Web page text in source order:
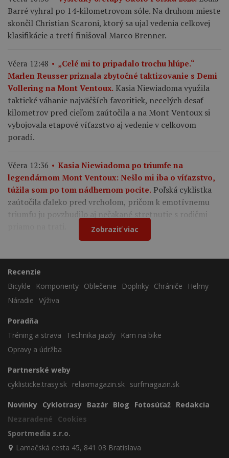
Barré vyhral po 14-kilometrovom sóle. Na druhom mieste
skončil Christian Scaroni, ktorý sa ujal vedenia celkovej
klasifikácie a tretí finišoval Marco Brenner.
Včera 12:48
„Celé mi to pripadalo trochu hlúpe.“
Marlen Reusser priznala zbytočné taktizovanie s Demi
Vollering na Mont Ventoux. Kasia Niewiadoma využila
taktické váhanie najväčších favoritiek, necelých desať
kilometrov pred cieľom zaútočila a na Mont Ventoux si
vybojovala etapové víťazstvo aj vedenie v celkovom
poradí.
Včera 12:36
Kasia Niewiadoma po triumfe na
legendárnom Mont Ventoux: Nešlo mi iba o víťazstvo,
túžila som po tom nádhernom pocite. Poľská cyklistka
zaútočila ďaleko pred vrcholom, pričom k emotívnemu
triumfu ju povzbudilo aj nečakané stretnutie s rodičmi
Zobraziť viac
Recenzie
Bicykle
Komponenty Oblečenie Doplnky Chrániče
Helmy
Náradie Výživa
Poradňa
Tréning a strava
Technika jazdy
Kam na bike
Opravy a údržba
Partnerské weby
cyklisticke.trasy.sk relaxmagazin.sk surfmagazin.sk
Novinky Cyklotrasy Bazár Blog Fotosúťaž Redakcia
Nezaradené
Cookies
Sportmedia s.r.o.
Lamačská cesta 45, 841 03 Bratislava